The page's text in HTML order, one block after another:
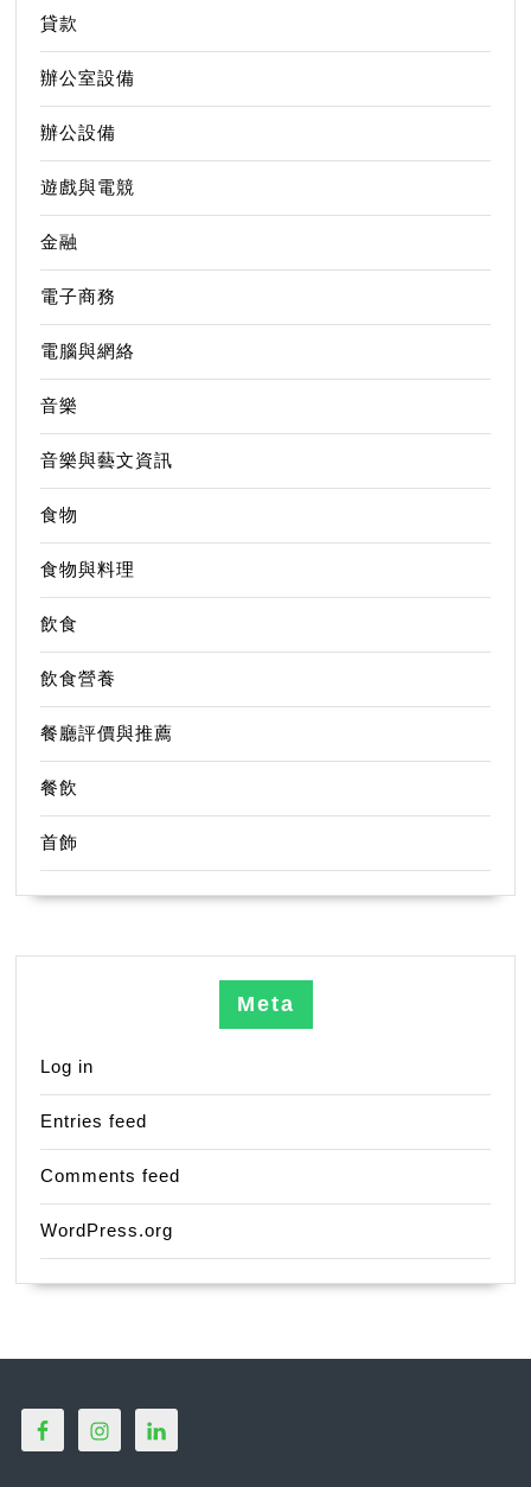
貸款
辦公室設備
辦公設備
遊戲與電競
金融
電子商務
電腦與網絡
音樂
音樂與藝文資訊
食物
食物與料理
飲食
飲食營養
餐廳評價與推薦
餐飲
首飾
Meta
Log in
Entries feed
Comments feed
WordPress.org